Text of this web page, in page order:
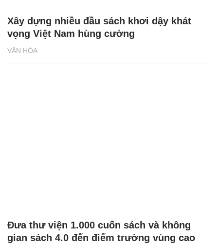
VĂN HÓA
Xây dựng nhiều đầu sách khơi dậy khát
vọng Việt Nam hùng cường
Đưa thư viện 1.000 cuốn sách và không
gian sách 4.0 đến điểm trường vùng cao